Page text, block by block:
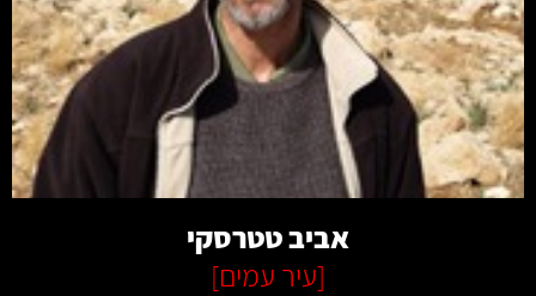
קרא עוד
אביב טטרסקי
[עיר עמים]